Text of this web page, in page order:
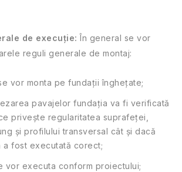
de execuție: În general se vor
reguli generale de montaj:
vor monta pe fundații înghețate;
pavajelor fundația va fi verificată
privește regularitatea suprafeței,
și profilului transversal cât și dacă
a fost executată corect;
vor executa conform proiectului;